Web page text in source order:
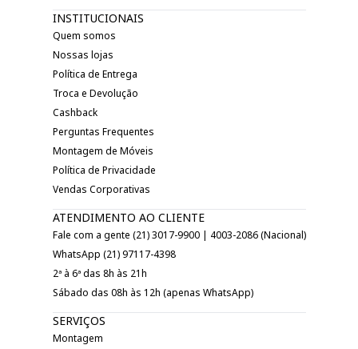
INSTITUCIONAIS
Quem somos
Nossas lojas
Política de Entrega
Troca e Devolução
Cashback
Perguntas Frequentes
Montagem de Móveis
Política de Privacidade
Vendas Corporativas
ATENDIMENTO AO CLIENTE
Fale com a gente (21) 3017-9900 | 4003-2086 (Nacional)
WhatsApp (21) 97117-4398
2ª à 6ª das 8h às 21h
Sábado das 08h às 12h (apenas WhatsApp)
SERVIÇOS
Montagem